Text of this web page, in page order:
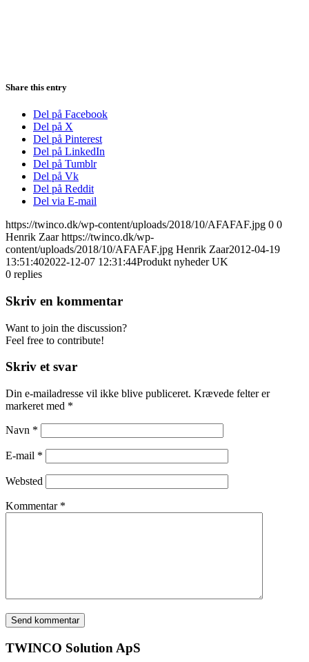
Share this entry
Del på Facebook
Del på X
Del på Pinterest
Del på LinkedIn
Del på Tumblr
Del på Vk
Del på Reddit
Del via E-mail
https://twinco.dk/wp-content/uploads/2018/10/AFAFAF.jpg 0 0
Henrik Zaar https://twinco.dk/wp-
content/uploads/2018/10/AFAFAF.jpg Henrik Zaar2012-04-19
13:51:402022-12-07 12:31:44Produkt nyheder UK
0 replies
Skriv en kommentar
Want to join the discussion?
Feel free to contribute!
Skriv et svar
Din e-mailadresse vil ikke blive publiceret. Krævede felter er
markeret med *
Navn *
E-mail *
Websted
Kommentar *
TWINCO Solution ApS